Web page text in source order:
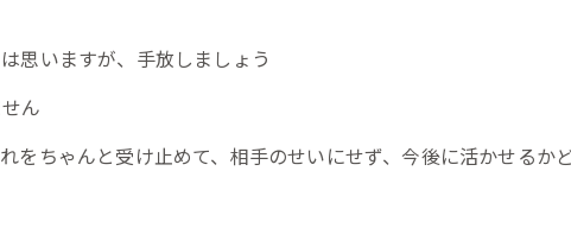
思いますが、手放しましょう
ん
をちゃんと受け止めて、相手のせいにせず、今後に活かせるか